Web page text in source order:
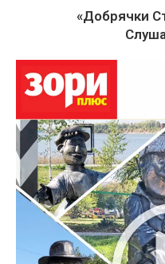
«Добрячки